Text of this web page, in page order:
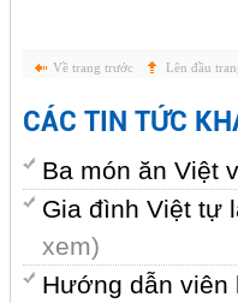
Về trang trước Lên đầu
CÁC TIN TỨC
Ba món ăn Việt
Gia đình Việt tự
xem)
Hướng dẫn